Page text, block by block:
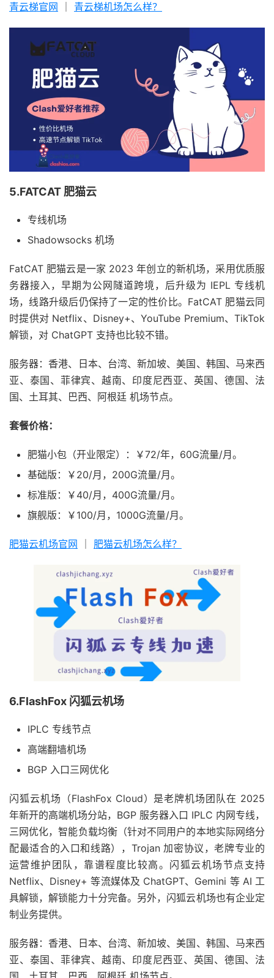
青云梯官网 青云梯机场怎么样？
5.FATCAT 肥猫云
专线机场
Shadowsocks 机场
FatCAT 肥猫云是一家 2023 年创立的新机场，采用优质服
务器接入，早期为公网隧道跨境，后升级为 IEPL 专线机
场，线路升级后仍保持了一定的性价比。FatCAT 肥猫云同
时提供对 Netflix、Disney+、YouTube Premium、TikTok
解锁，对 ChatGPT 支持也比较不错。
服务器：香港、日本、台湾、新加坡、美国、韩国、马来西
亚、泰国、菲律宾、越南、印度尼西亚、英国、德国、法
国、土耳其、巴西、阿根廷 机场节点。
套餐价格：
肥猫小包（开业限定）：￥72/年，60G流量/月。
基础版：￥20/月，200G流量/月。
标准版：￥40/月，400G流量/月。
旗舰版：￥100/月，1000G流量/月。
肥猫云机场官网 肥猫云机场怎么样？
6.FlashFox 闪狐云机场
IPLC 专线节点
高端翻墙机场
BGP 入口三网优化
闪狐云机场（FlashFox Cloud）是老牌机场团队在 2025
年新开的高端机场分站，BGP 服务器入口 IPLC 内网专线，
三网优化，智能负载均衡（针对不同用户的本地实际网络分
配最适合的入口和线路），Trojan 加密协议，老牌专业的
运营维护团队，靠谱程度比较高。闪狐云机场节点支持
Netflix、Disney+ 等流媒体及 ChatGPT、Gemini 等 AI 工
具解锁，解锁能力十分完备。另外，闪狐云机场也有企业定
制业务提供。
服务器：香港、日本、台湾、新加坡、美国、韩国、马来西
亚、泰国、菲律宾、越南、印度尼西亚、英国、德国、法